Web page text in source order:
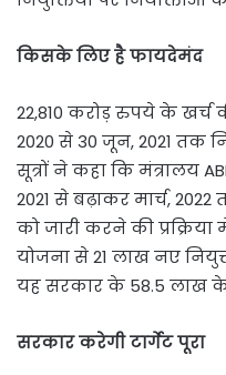
किसके लिए है फायदेमंद
22,810 करोड़ रुपये के
2020 से 30 जून, 2021 तक
सूत्रों ने कहा कि मंत्रालय
2021 से बढ़ाकर मार्च,
को जारी करने की
योजना से 21 लाख नए
यह सरकार के 58.5 लाख
सरकार करेगी टार्गेट पूरा